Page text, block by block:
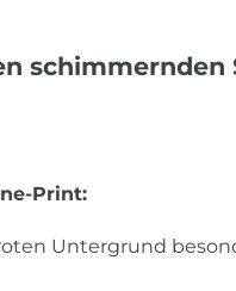
schimmernden
Print:
Untergrund